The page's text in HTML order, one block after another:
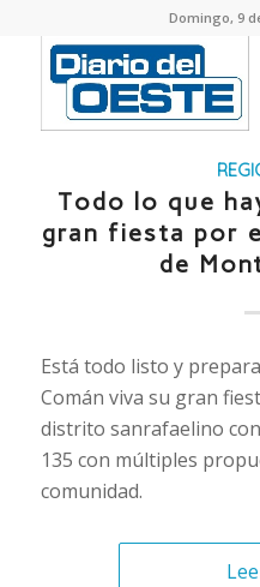
Domingo, 9
Todo lo que
gran fiesta por
de
Está todo listo y
Comán viva su gran
distrito sanrafaelino
135 con múltiples
comunidad.